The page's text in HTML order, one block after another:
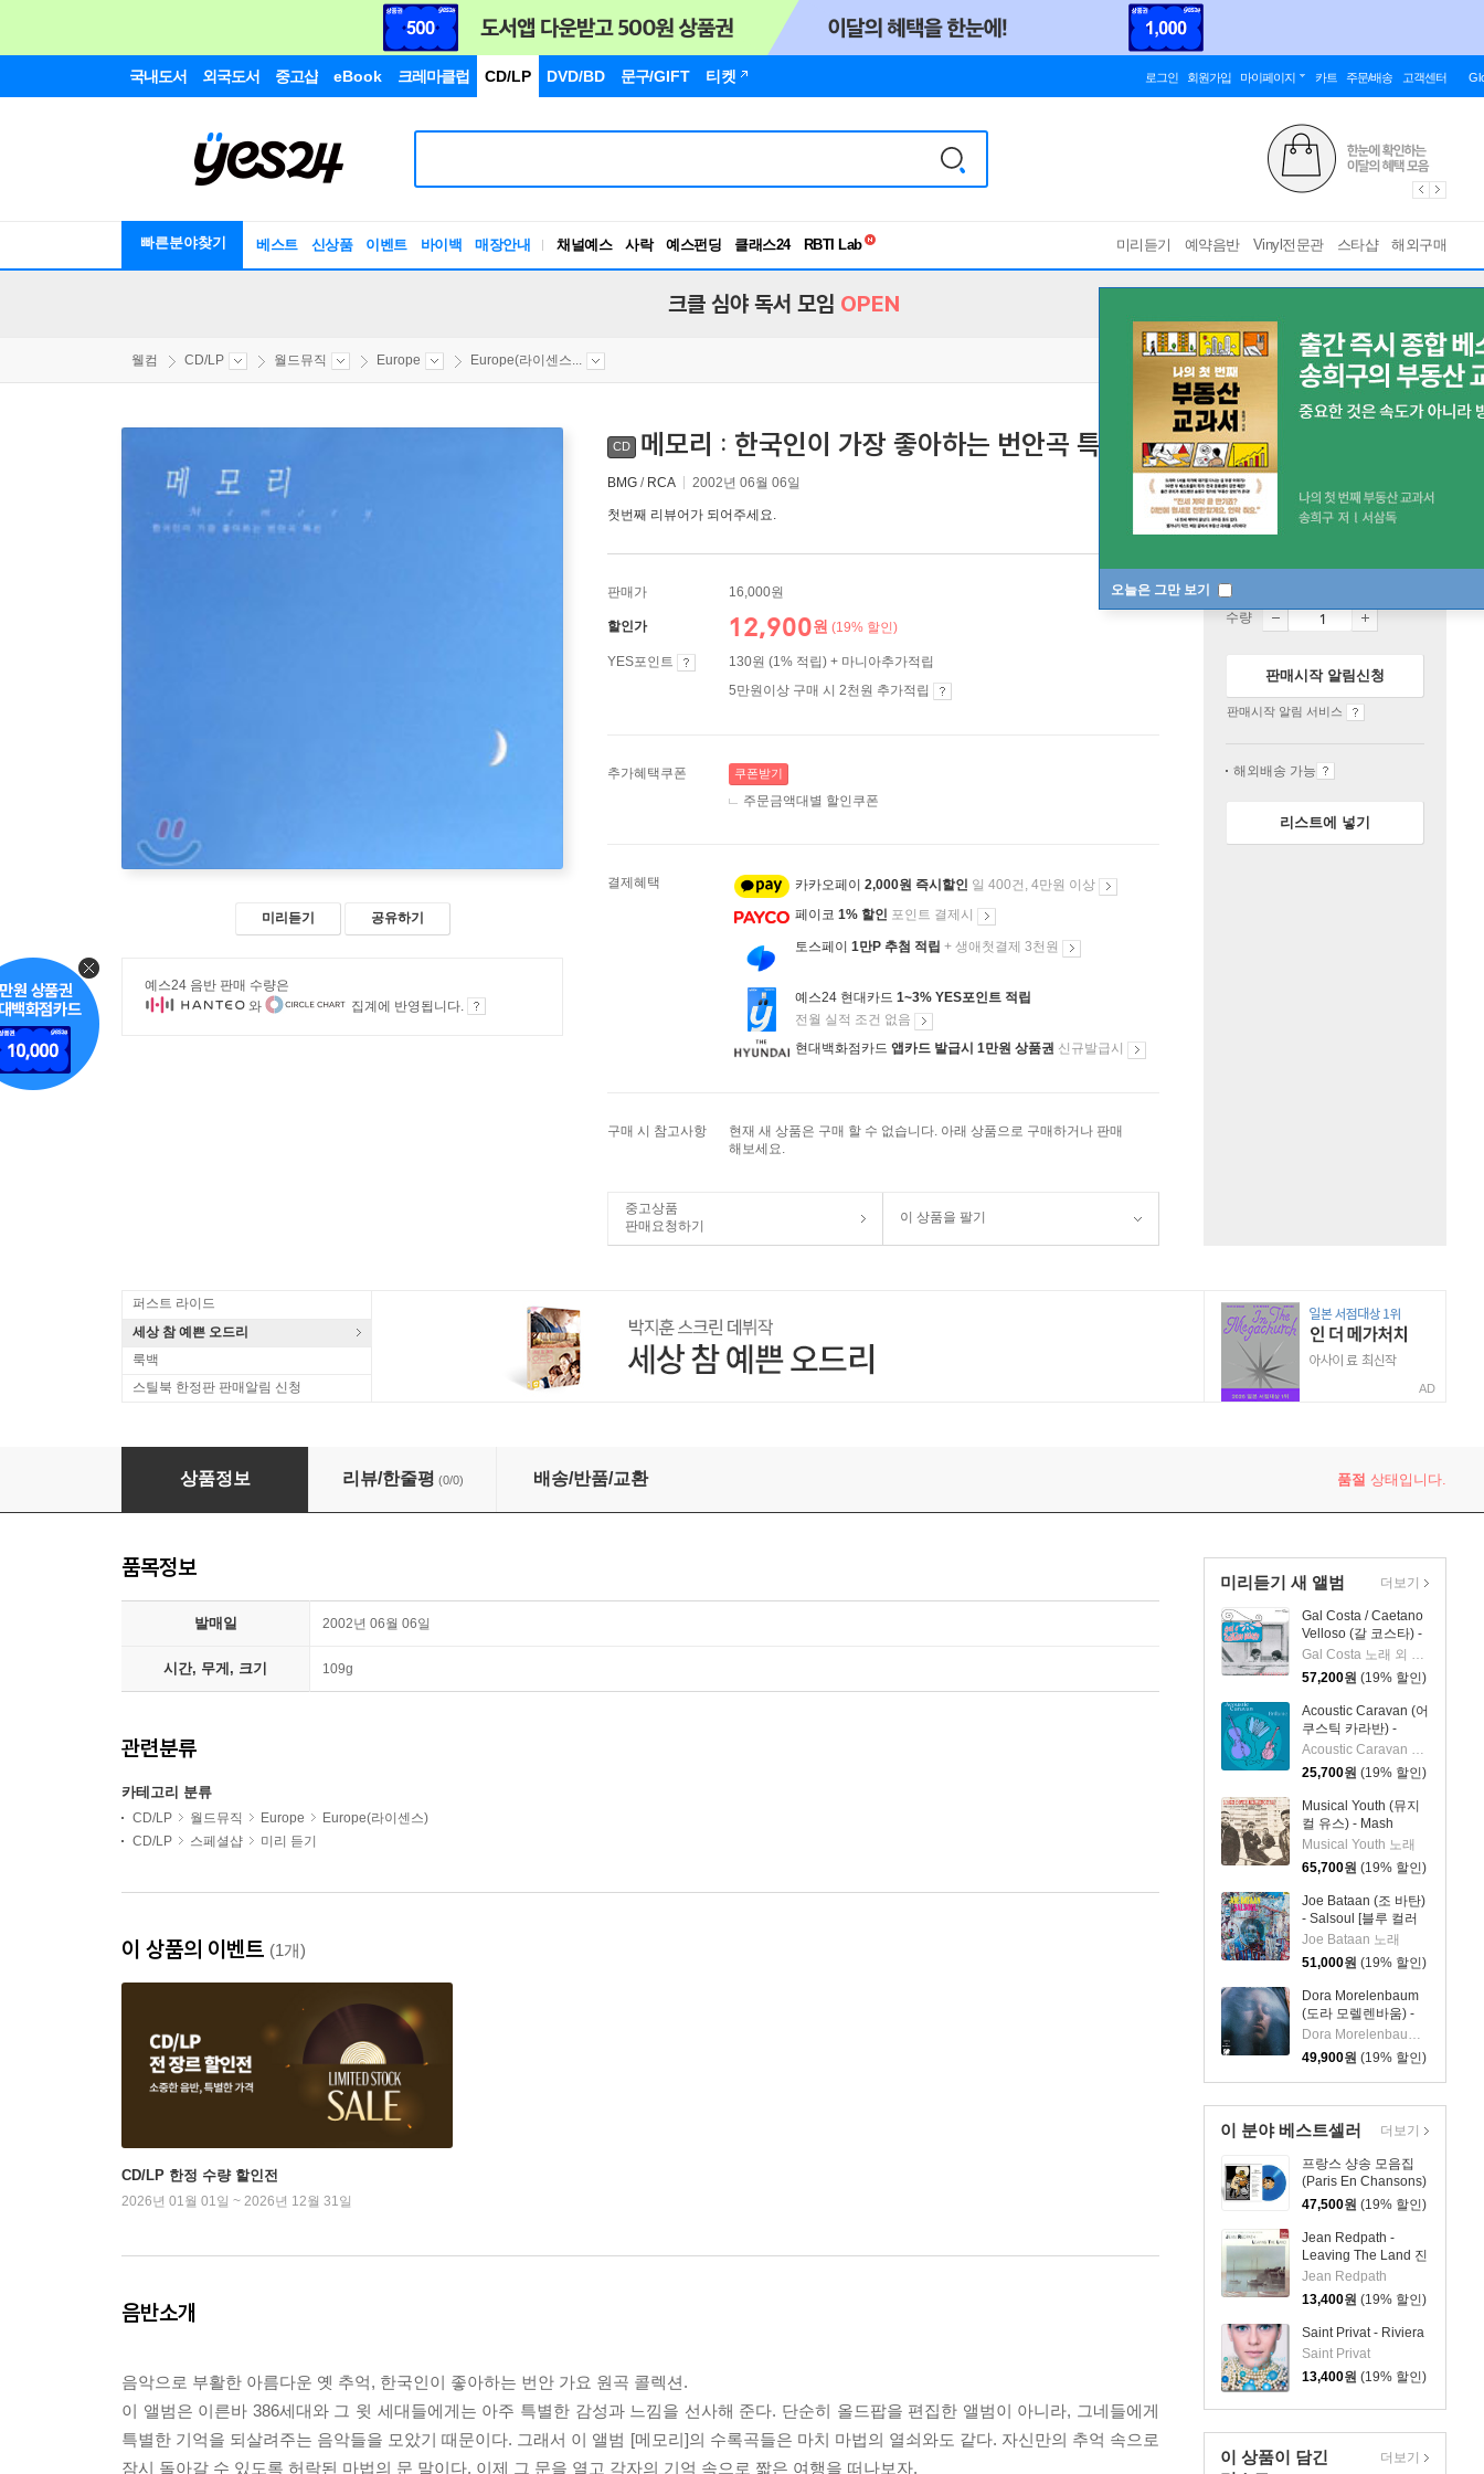
국내도서 외국도서 중고샵 eBook 크레마클럽 CD/LP DVD/BD 문구/GIFT 티켓 로그인 회원가입 마이페이지 카트 주문/배송 고객센터
빠른분야찾기 베스트 신상품 이벤트 바이백 매장안내 채널예스 사락 예스펀딩 클래스24
독서유형검사
미리듣기 예약음반 Vinyl전문관 스타샵 해외구매
오늘은 그만 보기
크클 심야 독서 모임 OPEN
웰컴 CD/LP 월드뮤직 Europe Europe(라이센스...
미리듣기 공유하기
예스24 음반 판매 수량은
와
집계에 반영됩니다.
CD 메모리 : 한국인이 가장 좋아하는 번안곡 특선
BMG / RCA 2002년 06월 06일
첫번째 리뷰어가 되어주세요.
판매가 16,000원
할인가 12,900원 (19% 할인)
YES포인트
130원 (1% 적립) + 마니아추가적립
5만원이상 구매 시 2천원 추가적립
추가혜택쿠폰 쿠폰받기
주문금액대별 할인쿠폰
결제혜택 카카오페이 2,000원 즉시할인 일 400건, 4만원 이상
페이코 1% 할인 포인트 결제시
토스페이 1만P 추첨 적립 + 생애첫결제 3천원
예스24 현대카드 1~3% YES포인트 적립
전월 실적 조건 없음
현대백화점카드 앱카드 발급시 1만원 상품권 신규발급시
구매 시 참고사항
현재 새 상품은 구매 할 수 없습니다. 아래 상품으로 구매하거나 판매
해보세요.
중고상품
판매요청하기
이 상품을 팔기
품절
수량
판매시작 알림신청
판매시작 알림 서비스
해외배송 가능
리스트에 넣기
퍼스트 라이드
세상 참 예쁜 오드리
룩백
스틸북 한정판 판매알림 신청
AD
메모리 : 한국인이 가장 좋아하는 번안곡 특선
상품정보 리뷰/한줄평 (0/0) 배송/반품/교환 품절 상태입니다.
미리듣기 새 앨범
Gal Costa / Caetano
Velloso (갈 코스타) -
Domingo [LP]
Gal Costa 노래 외 1명
57,200원 (19% 할인)
Acoustic Caravan (어
쿠스틱 카라반) -
Brillante
Acoustic Caravan 실내악
25,700원 (19% 할인)
Musical Youth (뮤지
컬 유스) - Mash
Down Birmingham:
The Early
Recordings of
Musical Youth [LP]
Musical Youth 노래
65,700원 (19% 할인)
Joe Bataan (조 바탄)
- Salsoul [블루 컬러
LP]
Joe Bataan 노래
51,000원 (19% 할인)
Dora Morelenbaum
(도라 모렐렌바움) -
Vento De Beirada
[LP]
Dora Morelenbaum 노래
49,900원 (19% 할인)
더보기
이 분야 베스트셀러
프랑스 샹송 모음집
(Paris En Chansons)
[블루 컬러 LP]
47,500원 (19% 할인)
Jean Redpath -
Leaving The Land 진
레드패스
Jean Redpath
13,400원 (19% 할인)
Saint Privat - Riviera
Saint Privat
13,400원 (19% 할인)
더보기
이 상품이 담긴
더보기
품목정보
발매일 2002년 06월 06일
시간, 무게, 크기 109g
관련분류
카테고리 분류
CD/LP 월드뮤직 Europe
Europe(라이센스)
CD/LP
스페셜샵 미리 듣기
이 상품의 이벤트 (1개)
CD/LP 한정 수량 할인전
2026년 01월 01일 ~ 2026년 12월 31일
음반소개
음악으로 부활한 아름다운 옛 추억, 한국인이 좋아하는 번안 가요 원곡 콜렉션.
이 앨범은 이른바 386세대와 그 윗 세대들에게는 아주 특별한 감성과 느낌을 선사해 준다. 단순히 올드팝을 편집한 앨범이 아니라, 그네들에게
특별한 기억을 되살려주는 음악들을 모았기 때문이다. 그래서 이 앨범 [메모리]의 수록곡들은 마치 마법의 열쇠와도 같다. 자신만의 추억 속으로
잠시 돌아갈 수 있도록 허락된 마법의 문 말이다. 이제 그 문을 열고 각자의 기억 속으로 짧은 여행을 떠나보자.